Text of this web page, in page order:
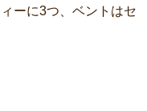
ーに3つ、ベントはセ